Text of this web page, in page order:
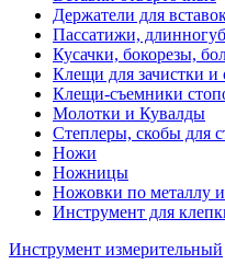
Держатели для
Пассатижи,
Кусачки, бокорезы,
Клещи для зачистки
Клещи-съемники
Молотки и Кувалды
Степлеры, скобы для
Ножи
Ножницы
Ножовки по металлу и
Инструмент для
Инструмент измерительный